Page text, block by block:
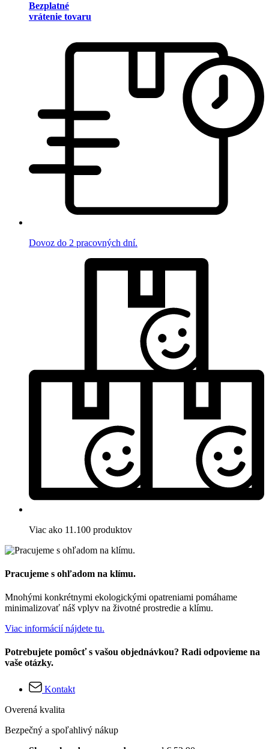
Bezplatné
vrátenie tovaru
Dovoz do 2 pracovných dní.
Viac ako 11.100 produktov
Pracujeme s ohľadom na klímu.
Mnohými konkrétnymi ekologickými opatreniami pomáhame
minimalizovať náš vplyv na životné prostredie a klímu.
Viac informácií nájdete tu.
Potrebujete pomôcť s vašou objednávkou? Radi odpovieme na
vaše otázky.
Kontakt
Overená kvalita
Bezpečný a spoľahlivý nákup